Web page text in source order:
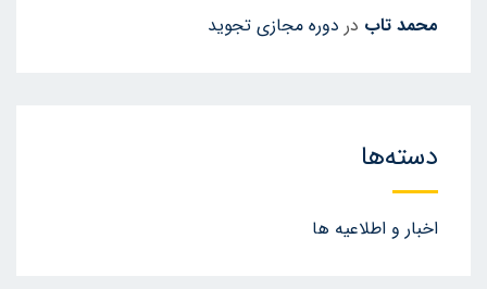
محمد تاب در دوره مجازی تجوید
دسته‌ها
اخبار و اطلاعیه ها